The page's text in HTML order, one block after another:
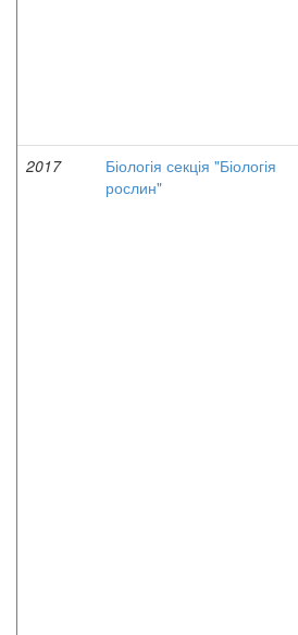
2017
Біологія секція "Біологія
рослин"